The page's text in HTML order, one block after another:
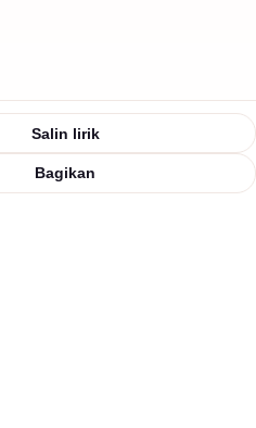
Salin lirik
Bagikan